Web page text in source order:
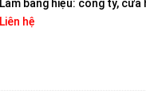
Làm bảng hiệu: công ty, cửa
Liên hệ